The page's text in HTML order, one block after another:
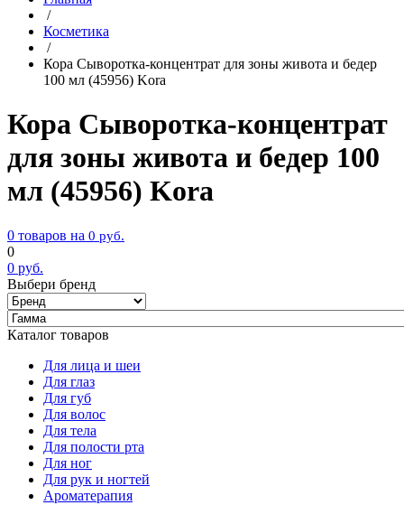
/
Косметика
/
Кора Сыворотка-концентрат для зоны живота и бедер
100 мл (45956) Kora
Кора Сыворотка-концентрат
для зоны живота и бедер 100
мл (45956) Kora
0 товаров на 0 руб.
0
0 руб.
Выбери бренд
Каталог товаров
Для лица и шеи
Для глаз
Для губ
Для волос
Для тела
Для полости рта
Для ног
Для рук и ногтей
Ароматерапия